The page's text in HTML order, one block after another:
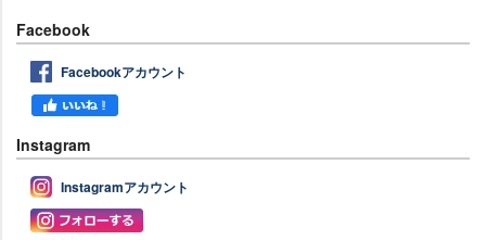
Facebook
Facebookアカウント
Instagram
Instagramアカウント